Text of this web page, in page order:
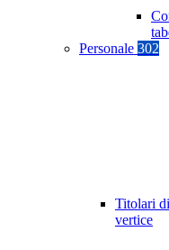
Personale 302
Titolari
vertice